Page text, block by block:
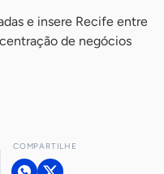
e insere Recife entre
de negócios
COMPARTILHE